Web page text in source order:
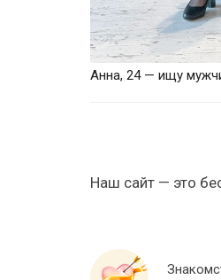
Анна, 24 — ищу
Наш сайт — это